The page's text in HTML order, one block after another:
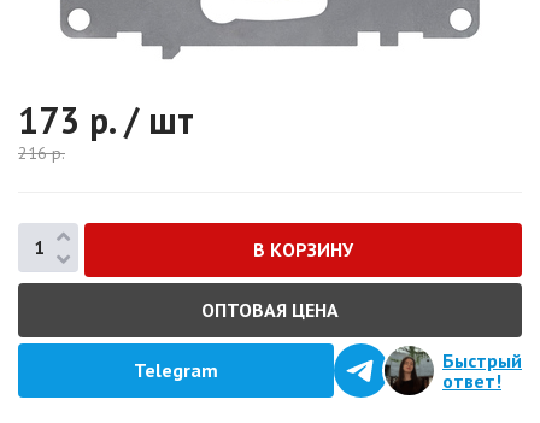
173 р. / шт
216р.
ОПТОВАЯ ЦЕНА
Telegram
Быстрый
ответ!